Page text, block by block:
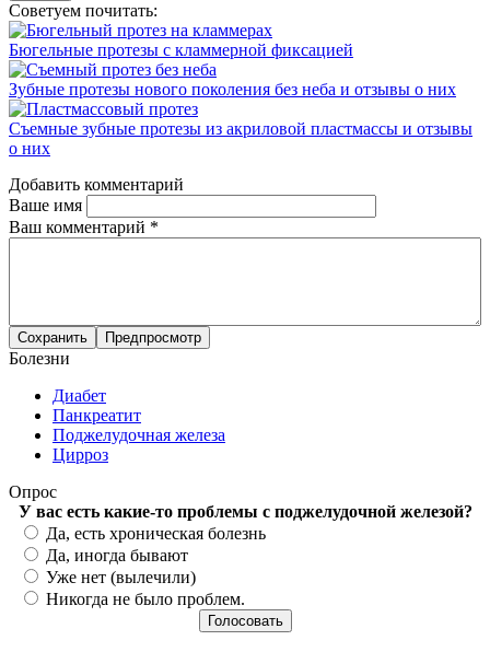
Советуем почитать:
Бюгельные протезы с кламмерной фиксацией
Зубные протезы нового поколения без неба и отзывы о них
Съемные зубные протезы из акриловой пластмассы и отзывы
о них
Добавить комментарий
Ваше имя
Ваш комментарий *
Болезни
Диабет
Панкреатит
Поджелудочная железа
Цирроз
Опрос
У вас есть какие-то проблемы с поджелудочной железой?
Варианты
Да, есть хроническая болезнь
Да, иногда бывают
Уже нет (вылечили)
Никогда не было проблем.